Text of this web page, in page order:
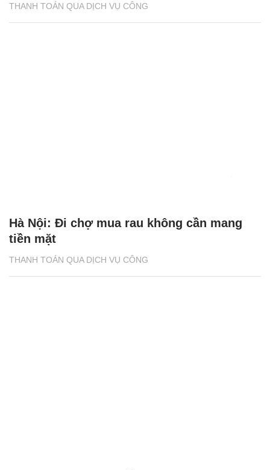
THANH TOÁN QUA DỊCH VỤ CÔNG
THANH TOÁN QUA DỊCH VỤ CÔNG
Hà Nội: Đi chợ mua rau không cần mang
tiền mặt